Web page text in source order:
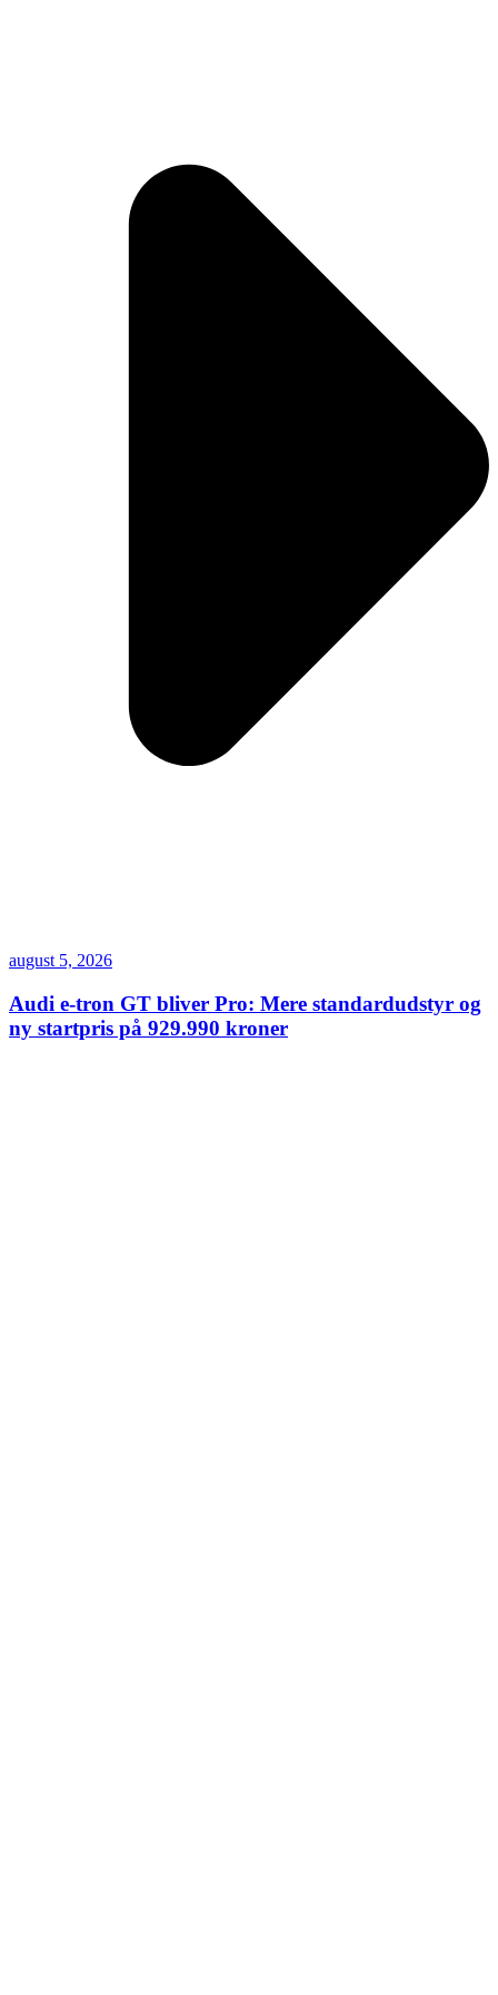
august 5, 2026
Audi e-tron GT bliver Pro: Mere standardudstyr og
ny startpris på 929.990 kroner